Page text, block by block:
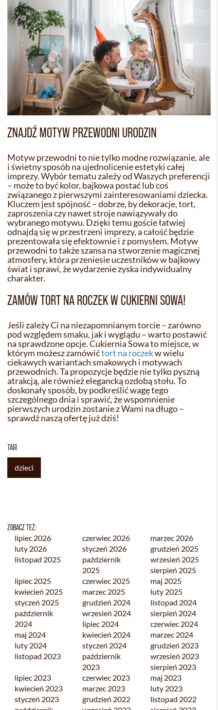
ZNAJDŹ MOTYW PRZEWODNI URODZIN
Motyw przewodni to nie tylko modne rozwiązanie, ale
i świetny sposób na ujednolicenie estetyki całej
imprezy. Wybór tematu zależy od Waszych preferencji
– może to być kolor, bajkowa postać lub coś
związanego z pierwszymi zainteresowaniami dziecka.
Kluczem jest spójność – dobrze, by dekoracje, tort,
zaproszenia czy nawet stroje nawiązywały do
wybranego motywu. Dzięki temu goście łatwiej
odnajdą się w przestrzeni imprezy, a całość będzie
prezentowała się efektownie i z pomysłem. Motyw
przewodni to także szansa na stworzenie magicznej
atmosfery, która przeniesie uczestników w bajkowy
świat i sprawi, że wydarzenie zyska indywidualny
charakter.
ZAMÓW TORT NA ROCZEK W CUKIERNI SOWA!
Jeśli zależy Ci na niezapomnianym torcie – zarówno
pod względem smaku, jak i wyglądu – warto postawić
na sprawdzone opcje. Cukiernia Sowa to miejsce, w
którym możesz zamówićtort na roczekw wielu
ciekawych wariantach smakowych i motywach
przewodnich. Ta propozycje będzie nie tylko pyszną
atrakcją, ale również elegancką ozdobą stołu. To
doskonały sposób, by podkreślić wagę tego
szczególnego dnia i sprawić, że wspomnienie
pierwszych urodzin zostanie z Wami na długo –
sprawdź naszą ofertę już dziś!
TAGI
dzieci
ZOBACZ TEŻ:
lipiec 2026 czerwiec 2026
marzec 2026
luty 2026
styczeń 2026
grudzień 2025
listopad 2025
październik
2025
wrzesień 2025
sierpień 2025
lipiec 2025
czerwiec 2025
maj 2025
kwiecień 2025
marzec 2025
luty 2025
styczeń 2025
grudzień 2024
listopad 2024
październik
2024
wrzesień 2024
sierpień 2024
lipiec 2024
czerwiec 2024
maj 2024
kwiecień 2024
marzec 2024
luty 2024
styczeń 2024
grudzień 2023
listopad 2023
październik
2023
wrzesień 2023
sierpień 2023
lipiec 2023
czerwiec 2023
maj 2023
kwiecień 2023
marzec 2023
luty 2023
styczeń 2023
grudzień 2022
listopad 2022